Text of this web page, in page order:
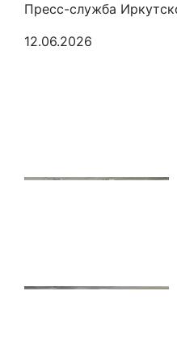
Пресс-служба
12.06.2026